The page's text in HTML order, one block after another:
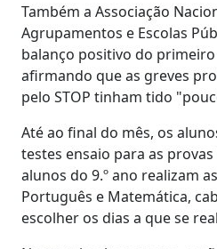
Também a Associação
Agrupamentos e Escolas
balanço positivo do
afirmando que as greves
pelo STOP tinham tido
Até ao final do mês, os
testes ensaio para as
alunos do 9.º ano realizam
Português e Matemática,
escolher os dias a que se